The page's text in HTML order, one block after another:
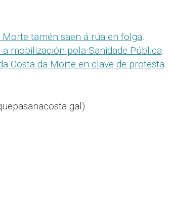
tamén saen á rúa en folga.
mobilización pola Sanidade Pública.
Costa da Morte en clave de protesta.